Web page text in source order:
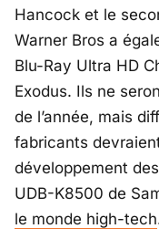
Hancock et le
Warner Bros a
Blu-Ray Ultra HD
Exodus. Ils ne
de l’année, mais
fabricants
développement
UDB-K8500 de
le monde high-tech